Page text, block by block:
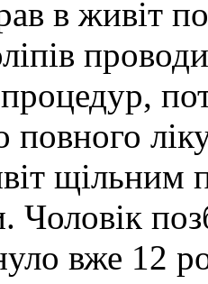
в живіт
повного
щільним
Чоловік
вже 12